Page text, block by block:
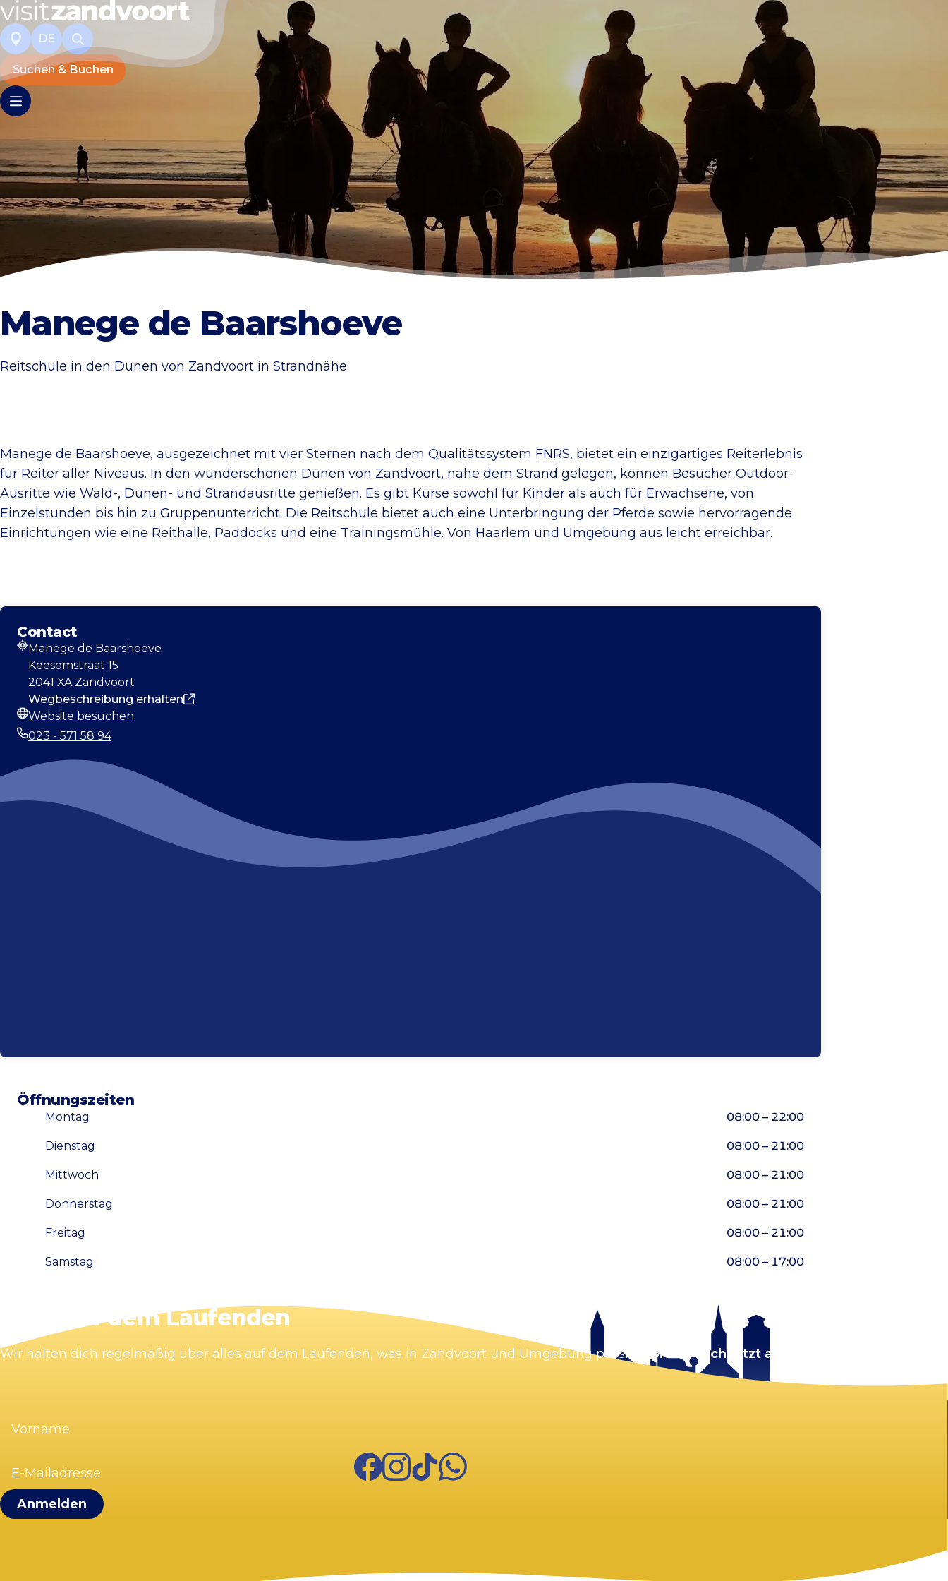
DE
Suchen & Buchen
Manege de Baarshoeve
Reitschule in den Dünen von Zandvoort in Strandnähe.
Manege de Baarshoeve, ausgezeichnet mit vier Sternen nach dem Qualitätssystem FNRS, bietet ein einzigartiges Reiterlebnis
für Reiter aller Niveaus. In den wunderschönen Dünen von Zandvoort, nahe dem Strand gelegen, können Besucher Outdoor-
Ausritte wie Wald-, Dünen- und Strandausritte genießen. Es gibt Kurse sowohl für Kinder als auch für Erwachsene, von
Einzelstunden bis hin zu Gruppenunterricht. Die Reitschule bietet auch eine Unterbringung der Pferde sowie hervorragende
Einrichtungen wie eine Reithalle, Paddocks und eine Trainingsmühle. Von Haarlem und Umgebung aus leicht erreichbar.
Contact
Adresse
Manege de Baarshoeve
Keesomstraat 15
2041 XA Zandvoort
Wegbeschreibung erhalten
Webseite
Website besuchen
023 - 571 58 94
Öffnungszeiten
Montag 08:00 – 22:00
Dienstag 08:00 – 21:00
Mittwoch 08:00 – 21:00
Donnerstag 08:00 – 21:00
Freitag 08:00 – 21:00
Samstag 08:00 – 17:00
Karte vergrößern
Bleib auf dem Laufenden
Wir halten dich regelmäßig über alles auf dem Laufenden, was in Zandvoort und Umgebung passiert. Melde dich jetzt an!
(erforderlich)
Mailadresse
FacebookInstagram
TikTokWhatsApp
Visit Zandvoort
Kontakt